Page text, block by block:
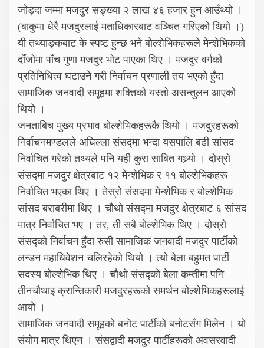
जोड्दा जम्मा मजदुर सङ्ख्या २ लाख ४६ हजार हुन आउँथ्यो ।
(बाकुमा धेरै मजदुरलाई मताधिकारबाट वञ्चित गरिएको थियो ।)
यी तथ्याङ्कबाट के स्पष्ट हुन्छ भने बोल्शेभिकहरूले मेन्शेभिकको
दाँजोमा पाँच गुणा मजदुर भोट पाएका थिए । मजदुर वर्गको
प्रतिनिधित्व घटाउने गरी निर्वाचन प्रणाली तय भएको हुँदा
सामाजिक जनवादी समूहमा शक्तिको यस्तो असन्तुलन आएको
थियो ।
जनताबिच मुख्य प्रभाव बोल्शेभिकहरूकै थियो । मजदुरहरूको
निर्वाचनमण्डलले अघिल्ला संसद्मा भन्दा यसपालि बढी सांसद
निर्वाचित गरेको तथ्यले पनि यही कुरा साबित गथ्र्यो । दोस्रो
संसद्मा मजदुर क्षेत्रबाट १२ मेन्शेभिक र ११ बोल्शेभिकहरू
निर्वाचित भएका थिए । तेस्रो संसदमा मेन्शेभिक र बोल्शेभिक
सांसद बराबरीमा थिए । चौथो संसद्मा मजदुर क्षेत्रबाट ६ सांसद
मात्र निर्वाचित भए । तर, ती सबै बोल्शेभिक थिए । दोस्रो
संसद्को निर्वाचन हुँदा रुसी सामाजिक जनवादी मजदुर पार्टीको
लन्डन महाधिवेशन चलिरहेको थियो । त्यो बेला बहुमत पार्टी
सदस्य बोल्शेभिक थिए । चौथो संसद्को बेला कम्तीमा पनि
तीनचौथाइ क्रान्तिकारी मजदुरहरूको समर्थन बोल्शेभिकहरूलाई
आयो ।
सामाजिक जनवादी समूहको बनोट पार्टीको बनोटसँग मिलेन । यो
संयोग मात्र थिएन । संसद्वादी मजदुर पार्टीहरूको अवसरवादी